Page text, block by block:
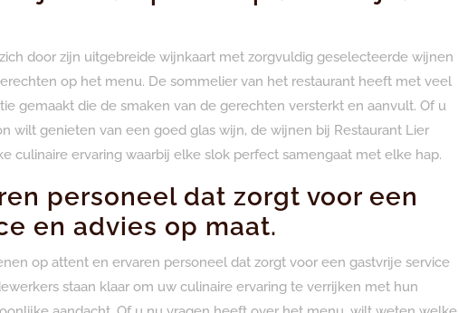
door zijn uitgebreide wijnkaart met zorgvuldig geselecteerde wijnen
op het menu. De sommelier van het restaurant heeft met veel
gemaakt die de smaken van de gerechten versterkt en aanvult. Of u
wilt genieten van een goed glas wijn, de wijnen bij Restaurant Lier
culinaire ervaring waarbij elke slok perfect samengaat met elke hap.
personeel dat zorgt voor een
en advies op maat.
op attent en ervaren personeel dat zorgt voor een gastvrije service
staan klaar om uw culinaire ervaring te verrijken met hun